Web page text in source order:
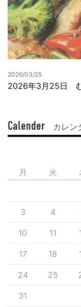
2026/03/25
2026年3月25日
Calender カレン
月
火
3 4
10 11
17 18
24 25
31